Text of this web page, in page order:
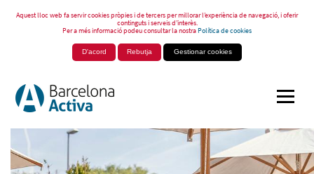
Aquest lloc web fa servir cookies pròpies i de tercers per millorar l’experiència de navegació, i oferir
continguts i serveis d’interès.
Per a més informació podeu consultar la nostraPolítica de cookies
D'acord Rebutja Gestionar cookies